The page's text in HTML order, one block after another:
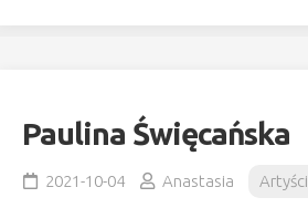
Paulina Święcańska
2021-10-04 Anastasia Artyści